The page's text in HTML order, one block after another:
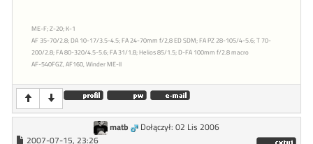
ME-F; Z-20; K-1
AF 35-70/2.8; DA 10-17/3.5-4.5; FA 24-70mm f/2,8 ED SDM; FA PZ 28-105/4-5.6; T 70-
200/2.8; FA 80-320/4.5-5.6; FA 31/1.8; Helios 85/1.5; D-FA 100mm f/2.8 macro
AF-540FGZ, AF160, Winder ME-II
matb
Dołączył: 02 Lis 2006
2007-07-15, 23:26